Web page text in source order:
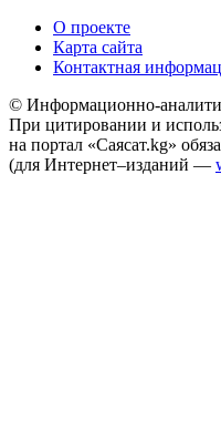
О проекте
Карта сайта
Контактная
© Информационно-
При цитировании и
на портал «Саясат.kg»
(для Интернет–изданий —